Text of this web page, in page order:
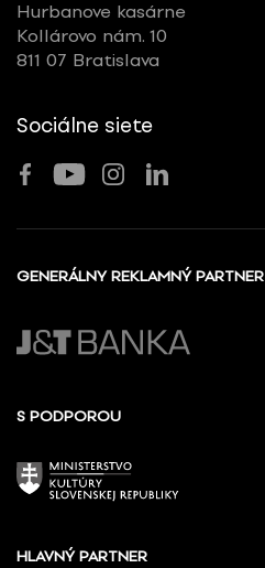
Hurbanove kasárne
Kollárovo nám. 10
811 07 Bratislava
Sociálne siete
GENERÁLNY REKLAMNÝ PARTNER
S PODPOROU
HLAVNÝ PARTNER